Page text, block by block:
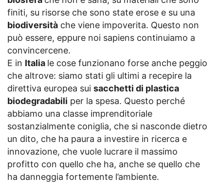
finiti, su risorse che sono state erose e su una
biodiversità che viene impoverita. Questo non
può essere, eppure noi sapiens continuiamo a
convincercene.
E in Italia le cose funzionano forse anche peggio
che altrove: siamo stati gli ultimi a recepire la
direttiva europea sui sacchetti di plastica
biodegradabili per la spesa. Questo perché
abbiamo una classe imprenditoriale
sostanzialmente coniglia, che si nasconde dietro
un dito, che ha paura a investire in ricerca e
innovazione, che vuole lucrare il massimo
profitto con quello che ha, anche se quello che
ha danneggia fortemente l’ambiente.